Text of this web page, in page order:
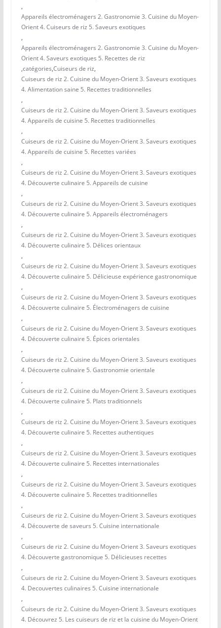
,
Appareils électroménagers 2. Gastronomie 3. Cuisine du Moyen-
Orient 4. Cuiseurs de riz 5. Saveurs exotiques
,
Appareils électroménagers 2. Gastronomie 3. Cuisine du Moyen-
Orient 4. Saveurs exotiques 5. Recettes de riz
,catégories,Cuiseurs de riz,
Cuiseurs de riz 2. Cuisine du Moyen-Orient 3. Saveurs exotiques
4. Alimentation saine 5. Recettes traditionnelles
,
Cuiseurs de riz 2. Cuisine du Moyen-Orient 3. Saveurs exotiques
4. Appareils de cuisine 5. Recettes traditionnelles
,
Cuiseurs de riz 2. Cuisine du Moyen-Orient 3. Saveurs exotiques
4. Appareils de cuisine 5. Recettes variées
,
Cuiseurs de riz 2. Cuisine du Moyen-Orient 3. Saveurs exotiques
4. Découverte culinaire 5. Appareils de cuisine
,
Cuiseurs de riz 2. Cuisine du Moyen-Orient 3. Saveurs exotiques
4. Découverte culinaire 5. Appareils électroménagers
,
Cuiseurs de riz 2. Cuisine du Moyen-Orient 3. Saveurs exotiques
4. Découverte culinaire 5. Délices orientaux
,
Cuiseurs de riz 2. Cuisine du Moyen-Orient 3. Saveurs exotiques
4. Découverte culinaire 5. Délicieuse expérience gastronomique
,
Cuiseurs de riz 2. Cuisine du Moyen-Orient 3. Saveurs exotiques
4. Découverte culinaire 5. Électroménagers de cuisine
,
Cuiseurs de riz 2. Cuisine du Moyen-Orient 3. Saveurs exotiques
4. Découverte culinaire 5. Épices orientales
,
Cuiseurs de riz 2. Cuisine du Moyen-Orient 3. Saveurs exotiques
4. Découverte culinaire 5. Gastronomie orientale
,
Cuiseurs de riz 2. Cuisine du Moyen-Orient 3. Saveurs exotiques
4. Découverte culinaire 5. Plats traditionnels
,
Cuiseurs de riz 2. Cuisine du Moyen-Orient 3. Saveurs exotiques
4. Découverte culinaire 5. Recettes authentiques
,
Cuiseurs de riz 2. Cuisine du Moyen-Orient 3. Saveurs exotiques
4. Découverte culinaire 5. Recettes internationales
,
Cuiseurs de riz 2. Cuisine du Moyen-Orient 3. Saveurs exotiques
4. Découverte culinaire 5. Recettes traditionnelles
,
Cuiseurs de riz 2. Cuisine du Moyen-Orient 3. Saveurs exotiques
4. Découverte de saveurs 5. Cuisine internationale
,
Cuiseurs de riz 2. Cuisine du Moyen-Orient 3. Saveurs exotiques
4. Découverte gastronomique 5. Délicieuses recettes
,
Cuiseurs de riz 2. Cuisine du Moyen-Orient 3. Saveurs exotiques
4. Decouvertes culinaires 5. Cuisine internationale
,
Cuiseurs de riz 2. Cuisine du Moyen-Orient 3. Saveurs exotiques
4. Découvrez 5. Les cuiseurs de riz et la cuisine du Moyen-Orient